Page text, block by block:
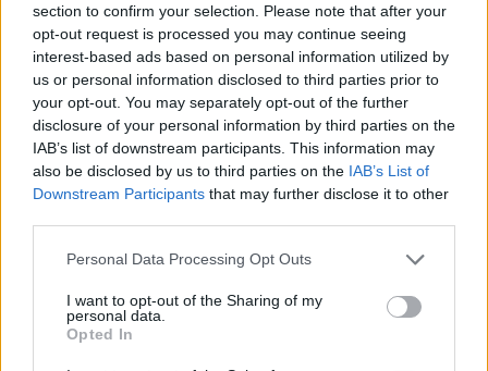
section to confirm your selection. Please note that after your
opt-out request is processed you may continue seeing
interest-based ads based on personal information utilized by
us or personal information disclosed to third parties prior to
your opt-out. You may separately opt-out of the further
disclosure of your personal information by third parties on the
IAB’s list of downstream participants. This information may
also be disclosed by us to third parties on the IAB’s List of
Downstream Participants that may further disclose it to other
Personal Data Processing Opt Outs
I want to opt-out of the Sharing of my
personal data.
Opted In
Σωφρονιστικός υπάλληλος στις φυλακές
Κορυδαλλού φέρεται να έβγαλε εκτός
φυλακής κρατούμενο, ώστε να του επιδιορθώσει
το αυτοκίνητο. Στη συγκεκριμένη αποκάλυψη
προχώρησε ο αστυνομικός συντάκτης Βασίλης
Λαμπρόπουλος, ο οποίος μιλώντας στο Mega είπε
ότι ο υπάλληλος δεν έλαβε καμία άδεια για τη
μετακίνηση του κρατούμενου, που κατηγορείται
ενημέρωση οποιουδήποτε, δεν φαίνεται να […]
ΠΕΡΙΣΣΌΤΕΡΑ ...